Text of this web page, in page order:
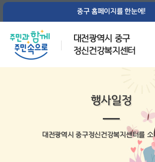
중구 홈페이지를 한눈에!
대전광역시 중구
정신건강복지센터
행사일정
대전광역시 중구정신건강복지센터를 소